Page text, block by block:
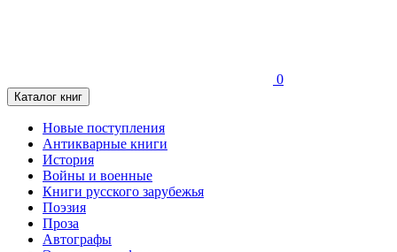
0
Каталог книг
Новые поступления
Антикварные книги
История
Войны и военные
Книги русского зарубежья
Поэзия
Проза
Автографы